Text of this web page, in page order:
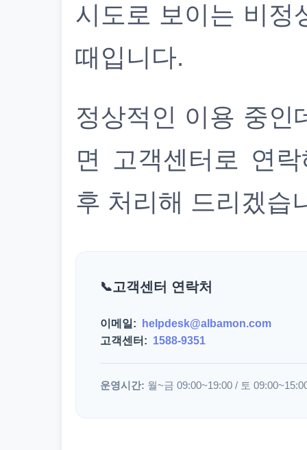
시도로 보이는 비정
때입니다.
정상적인 이용 중인
면 고객센터로 연
후 처리해 드리겠습
고객센터 연락처
이메일:
helpdesk@albamon.com
고객센터: 1588-9351
운영시간: 월~금 09:00~19:00 / 토